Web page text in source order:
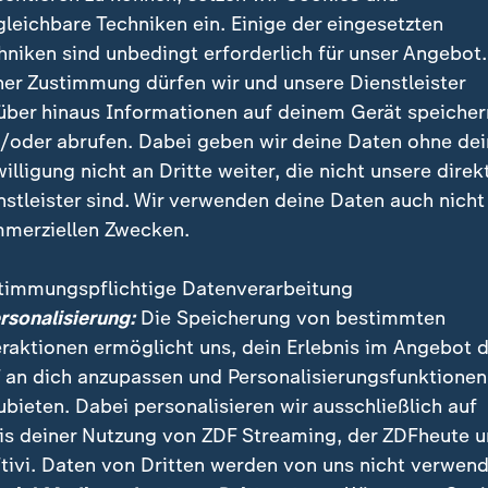
acht Titeln weiterhin Rekordsieger. Den bislang
2022 unter Trainerin Sonia Bompastor -
Mit einem 3:1 sicherten sie sich damals den Pokal.
findet das Finale statt?
am 23. Mai im Ullevaal-Stadion in Oslo
Es ist das erste UEFA-Klubfinale der Frauen, das
das Stadion bereits 1987 und 1997
war. Geleitet wird die Partie von Schiedsrichterin
Techniken ein. Einige der eingesetzten
sind unbedingt erforderlich für unser
Zustimmung dürfen wir und unsere Dienstleister
hinaus Informationen auf deinem Gerät
oder abrufen. Dabei geben wir deine Daten ohne
nicht an Dritte weiter, die nicht unsere
sind. Wir verwenden deine Daten auch nicht
Zwecken.
Datenverarbeitung
Die Speicherung von bestimmten
ermöglicht uns, dein Erlebnis im Angebot
an dich anzupassen und Personalisierungsfunktionen
Dabei personalisieren wir ausschließlich auf
deiner Nutzung von ZDF Streaming, der ZDFheute
Daten von Dritten werden von uns nicht